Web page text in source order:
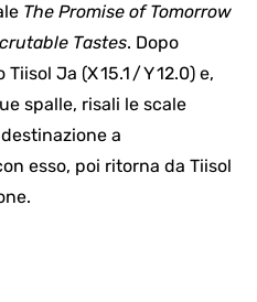
The Promise of Tomorrow
Tastes. Dopo
Ja (X 15.1 / Y 12.0) e,
spalle, risali le scale
a
esso, poi ritorna da Tiisol